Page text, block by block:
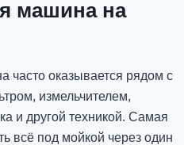
машина на
часто оказывается рядом с
измельчителем,
и другой техникой. Самая
всё под мойкой через один